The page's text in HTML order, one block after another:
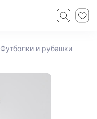
Футболки и рубашки